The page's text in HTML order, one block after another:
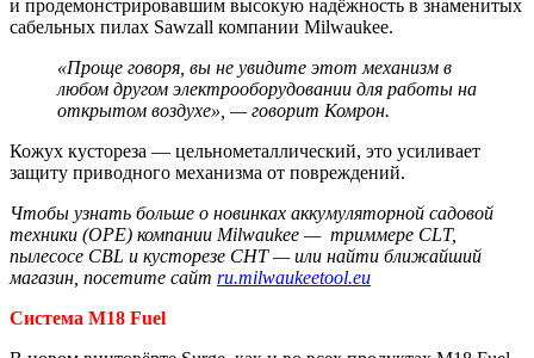
и продемонстрировавшим высокую надёжность в знаменитых
сабельных пилах Sawzall компании Milwaukee.
«Проще говоря, вы не увидите этот механизм в
любом другом электрооборудовании для работы на
открытом воздухе», — говорит Комрон.
Кожух кустореза — цельнометаллический, это усиливает
защиту приводного механизма от повреждений.
Чтобы узнать больше о новинках аккумуляторной садовой
техники (OPE) компании Milwaukee — триммере CLT,
пылесосе CBL и кусторезе CHT — или найти ближайший
магазин, посетите сайт ru.milwaukeetool.eu
Система M18 Fuel